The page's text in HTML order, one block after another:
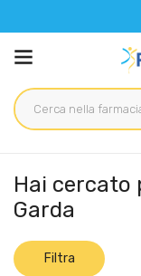
Home Marche
Hai cercato
Garda
Filtra